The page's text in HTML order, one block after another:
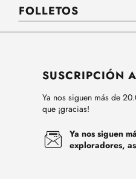
FOLLETOS
SUSCRIPCIÓN
Ya nos siguen más de
que ¡gracias!
Ya nos siguen
exploradores,